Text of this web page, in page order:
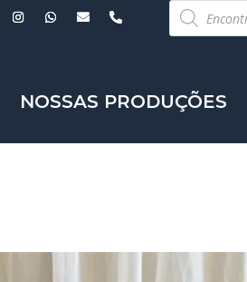
Pesquisar
produtos
NOSSAS PRODUÇÕES